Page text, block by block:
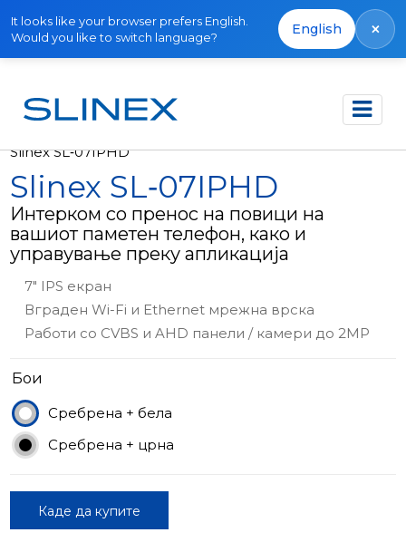
It looks like your browser prefers English.
Would you like to switch language?
English ×
Почетна Производи
Slinex SL‑07IPHD
Slinex SL‑07IPHD
Интерком со пренос на повици на
вашиот паметен телефон, како и
управување преку апликација
7" IPS екран
Вграден Wi-Fi и Ethernet мрежна врска
Работи со CVBS и AHD панели / камери до 2MP
Бои
Сребрена + бела
Сребрена + црна
Каде да купите